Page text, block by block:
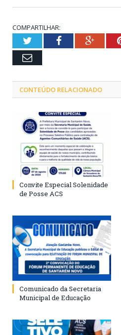
COMPARTILHAR:
TwitterFacebook
Email
CONTEÚDO RELACIONADO
Convite Especial Solenidade
de Posse ACS
Comunicado da Secretaria
Municipal de Educação